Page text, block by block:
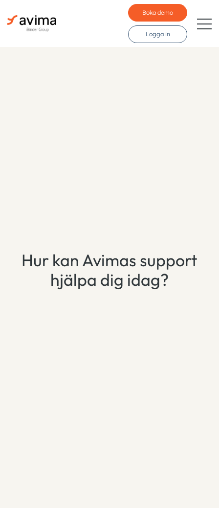
Norsk
Boka demo
Logga in
Hur kan Avimas support
hjälpa dig idag?